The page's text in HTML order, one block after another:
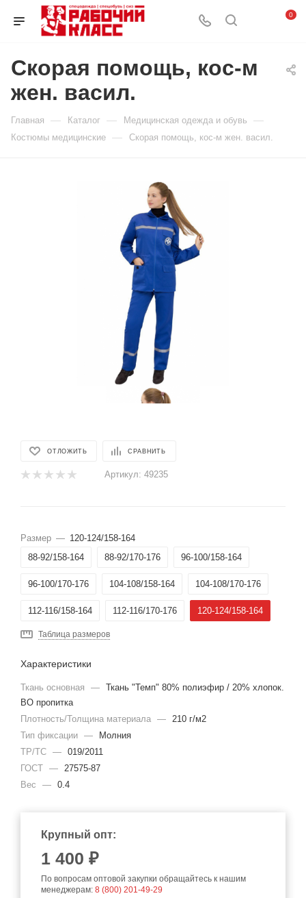
0
Скорая помощь, кос-м
жен. васил.
Главная — Каталог — Медицинская одежда и обувь —
Костюмы медицинские — Скорая помощь, кос-м жен. васил.
ОТЛОЖИТЬ СРАВНИТЬ
Артикул: 49235
Размер — 120-124/158-164
88-92/158-164
88-92/170-176 96-100/158-164
96-100/170-176 104-108/158-164 104-108/170-176
112-116/158-164 112-116/170-176 120-124/158-164
Таблица размеров
Характеристики
Ткань основная — Ткань "Темп" 80% полиэфир / 20% хлопок.
ВО пропитка
Плотность/Толщина материала — 210 г/м2
Тип фиксации —
Молния
ТР/ТС — 019/2011
ГОСТ — 27575-87
Вес
— 0.4
Крупный опт:
1 400 ₽
По вопросам оптовой закупки обращайтесь к нашим
менеджерам: 8 (800) 201-49-29